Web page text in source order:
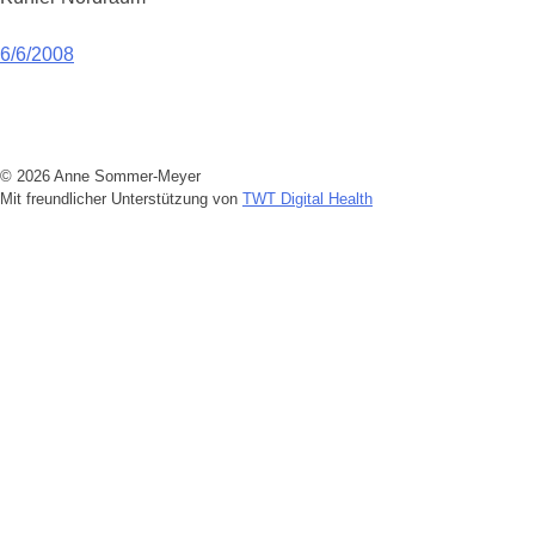
Beitragsnavigation
6/6/2008
© 2026 Anne Sommer-Meyer
Mit freundlicher Unterstützung von TWT Digital Health